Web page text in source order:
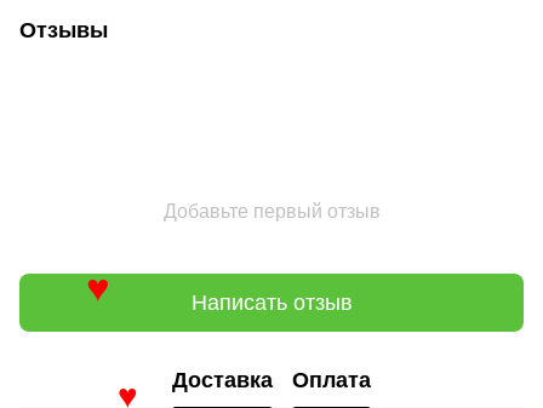
Отзывы
Добавьте первый отзыв
Написать отзыв
Доставка Оплата
♥